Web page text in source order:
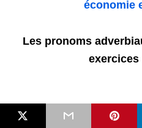
économie
Les pronoms
exercices